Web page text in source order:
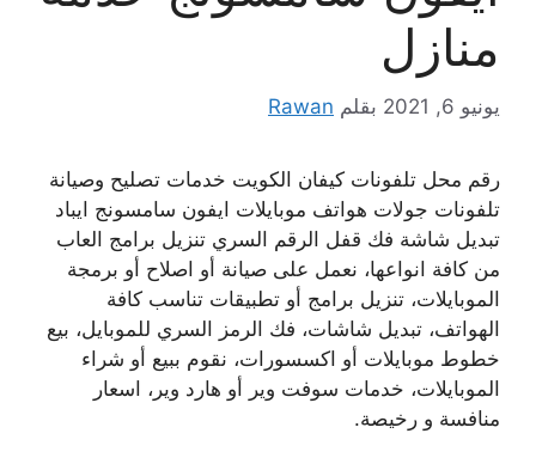
منازل
يونيو 6, 2021 بقلم Rawan
رقم محل تلفونات كيفان الكويت خدمات تصليح وصيانة
تلفونات جولات هواتف موبايلات ايفون سامسونج ايباد
تبديل شاشة فك قفل الرقم السري تنزيل برامج العاب
من كافة انواعها، نعمل على صيانة أو اصلاح أو برمجة
الموبايلات، تنزيل برامج أو تطبيقات تناسب كافة
الهواتف، تبديل شاشات، فك الرمز السري للموبايل، بيع
خطوط موبايلات أو اكسسورات، نقوم ببيع أو شراء
الموبايلات، خدمات سوفت وير أو هارد وير، اسعار
منافسة و رخيصة.